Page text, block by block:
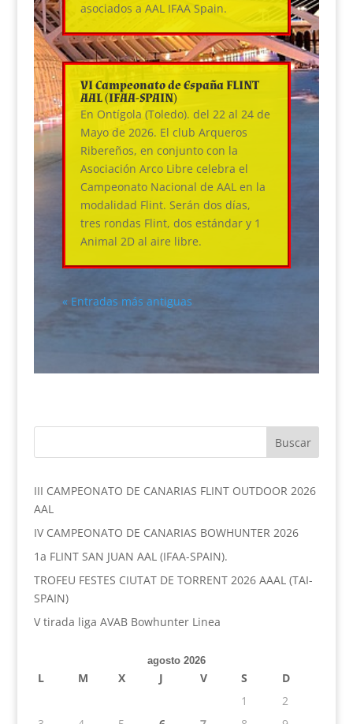
asociados a AAL IFAA Spain.
VI Campeonato de España FLINT
AAL (IFAA-SPAIN)
En Ontígola (Toledo). del 22 al 24 de
Mayo de 2026. El club Arqueros
Ribereños, en conjunto con la
Asociación Arco Libre celebra el
Campeonato Nacional de AAL en la
modalidad Flint. Serán dos días,
tres rondas Flint, dos estándar y 1
Animal 2D al aire libre.
« Entradas más antiguas
III CAMPEONATO DE CANARIAS FLINT OUTDOOR 2026
AAL
IV CAMPEONATO DE CANARIAS BOWHUNTER 2026
1a FLINT SAN JUAN AAL (IFAA-SPAIN).
TROFEU FESTES CIUTAT DE TORRENT 2026 AAAL (TAI-
SPAIN)
V tirada liga AVAB Bowhunter Linea
agosto 2026
L M X J V S
D
1
2